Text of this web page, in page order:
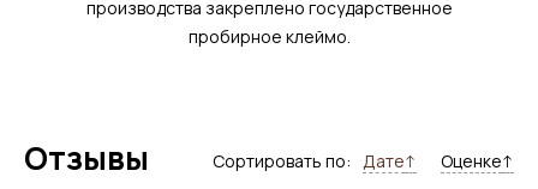
производства закреплено государственное
пробирное клеймо.
Отзывы Сортировать по: Дате↑ Оценке↑